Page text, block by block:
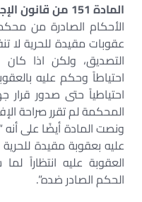
المادة 151 من قانون الإجراءات الجنائية تنص على أنه ” : –
الأحكام الصادرة من
عقوبات مقيدة للحرية لا
التصديق، ولكن اذا
احتياطاً وحكم عليه
احتياطياً حتى صدور
المحكمة لم تقرر صراحة
ونصت المادة أيضًا على
عليه بعقوبة مقيدة
العقوبة عليه انتظاراً
الحكم الصادر ضده”.